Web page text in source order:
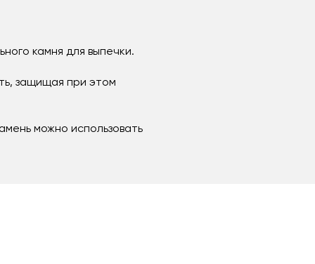
камня для выпечки.
защищая при этом
можно использовать